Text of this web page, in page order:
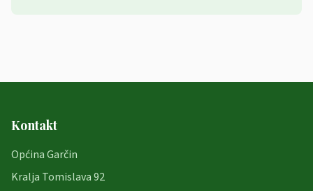
Kontakt
Općina Garčin
Kralja Tomislava 92